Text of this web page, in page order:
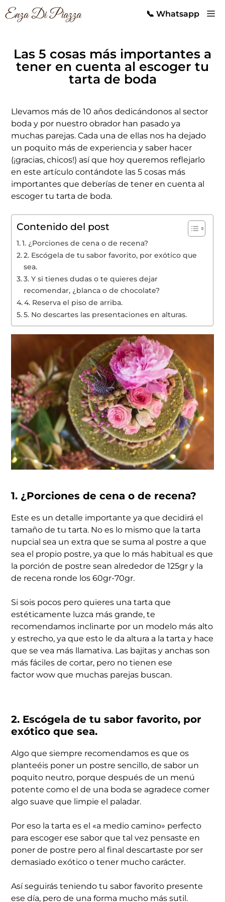
Saltar
al
📞 Whatsapp
Las 5 cosas más importantes a
tener en cuenta al escoger tu
tarta de boda
Llevamos más de 10 años dedicándonos al sector
boda y por nuestro obrador han pasado ya
muchas parejas. Cada una de ellas nos ha dejado
un poquito más de experiencia y saber hacer
(¡gracias, chicos!) así que hoy queremos reflejarlo
en este artículo contándote las 5 cosas más
importantes que deberías de tener en cuenta al
escoger tu tarta de boda.
Contenido del post
1. ¿Porciones de cena o de recena?
2. Escógela de tu sabor favorito, por exótico que
sea.
3. Y si tienes dudas o te quieres dejar
recomendar, ¿blanca o de chocolate?
4. Reserva el piso de arriba.
5. No descartes las presentaciones en alturas.
1. ¿Porciones de cena o de recena?
Este es un detalle importante ya que decidirá el
tamaño de tu tarta. No es lo mismo que la tarta
nupcial sea un extra que se suma al postre a que
sea el propio postre, ya que lo más habitual es que
la porción de postre sean alrededor de 125gr y la
de recena ronde los 60gr-70gr.
Si sois pocos pero quieres una tarta que
estéticamente luzca más grande, te
recomendamos inclinarte por un modelo más alto
y estrecho, ya que esto le da altura a la tarta y hace
que se vea más llamativa. Las bajitas y anchas son
más fáciles de cortar, pero no tienen ese
factorwow que muchas parejas buscan.
2. Escógela de tu sabor favorito, por
exótico que sea.
Algo que siempre recomendamos es que os
planteéis poner un postre sencillo, de sabor un
poquito neutro, porque después de un menú
potente como el de una boda se agradece comer
algo suave que limpie el paladar.
Por eso la tarta es el «a medio camino» perfecto
para escoger ese sabor que tal vez pensaste en
poner de postre pero al final descartaste por ser
demasiado exótico o tener mucho carácter.
Así seguirás teniendo tu sabor favorito presente
ese día, pero de una forma mucho más sutil.